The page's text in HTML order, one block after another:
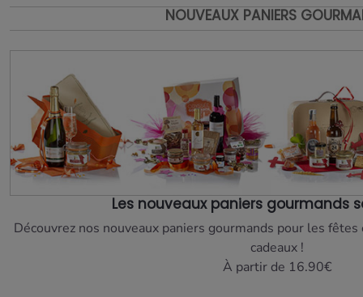
NOUVEAUX PANIERS
Les nouveaux paniers gourmands
Découvrez nos nouveaux paniers gourmands pour les
cadeaux !
À partir de 16.90€